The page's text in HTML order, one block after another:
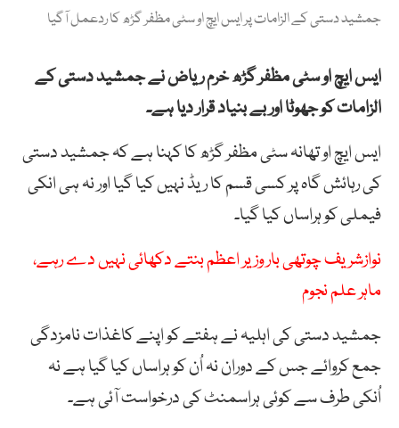
جمشید دستی کے الزامات پر ایس ایچ او سٹی مظفر گڑھ کا ردعمل آگیا
ایس ایچ او سٹی مظفر گڑھ خرم ریاض نے جمشید دستی کے
الزامات کو جھوٹا اور بے بنیاد قرار دیا ہے۔
ایس ایچ او تھانہ سٹی مظفر گڑھ کا کہنا ہے کہ جمشید دستی
کی رہائش گاہ پر کسی قسم کا ریڈ نہیں کیا گیا اور نہ ہی انکی
فیملی کو ہراساں کیا گیا۔
نوازشریف چوتھی بار وزیر اعظم بنتے دکھائی نہیں دے رہے،
ماہر علم نجوم
جمشید دستی کی اہلیہ نے ہفتے کو اپنے کاغذات نامزدگی
جمع کروائے جس کے دوران نہ اُن کو ہراساں کیا گیا ہے نہ
اُنکی طرف سے کوئی ہراسمنٹ کی درخواست آئی ہے۔